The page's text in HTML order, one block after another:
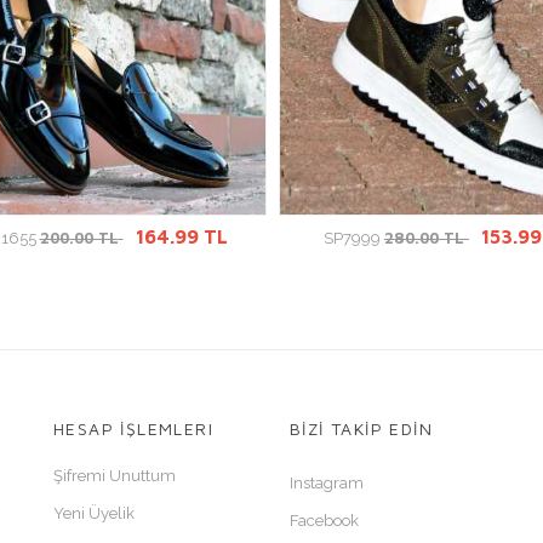
ÜRÜN DETAYINA GİT
200.00 TL 164.99 TL ÜRÜN DETAYINA GİT
SP7999 280.00 TL
HESAP İŞLEMLERI
Şifremi Unuttum
Yeni Üyelik
BİZİ TAKİP EDİN
Instagram
Facebook